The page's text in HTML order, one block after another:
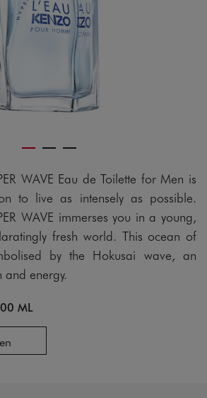
WAVE Eau de Toilette for Men is
to live as intensely as possible.
WAVE immerses you in a young,
fresh world. This ocean of
by the Hokusai wave, an
and energy.
ML